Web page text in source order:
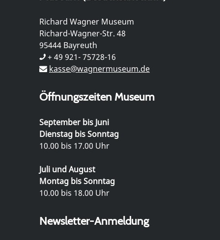
Richard Wagner Museum
Richard-Wagner-Str. 48
95444 Bayreuth
+ 49 921- 75728-16
kasse@wagnermuseum.de
Öffnungszeiten Museum
September bis Juni
Dienstag bis Sonntag
10.00 bis 17.00 Uhr
Juli und August
Montag bis Sonntag
10.00 bis 18.00 Uhr
Newsletter-Anmeldung